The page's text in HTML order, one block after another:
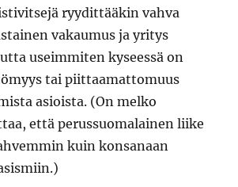
ryydittääkin vahva
vakaumus ja yritys
useimmiten kyseessä on
tai piittaamattomuus
asioista. (On melko
että perussuomalainen liike
kuin konsanaan